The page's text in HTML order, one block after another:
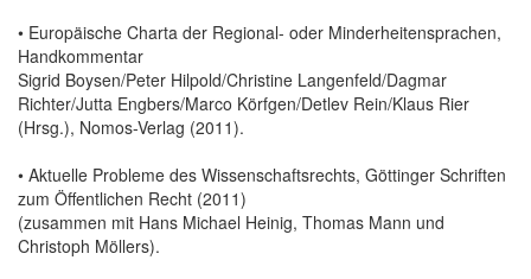
• Europäische Charta der Regional- oder Minderheitensprachen,
Handkommentar
Sigrid Boysen/Peter Hilpold/Christine Langenfeld/Dagmar
Richter/Jutta Engbers/Marco Körfgen/Detlev Rein/Klaus Rier
(Hrsg.), Nomos-Verlag (2011).
• Aktuelle Probleme des Wissenschaftsrechts, Göttinger Schriften
zum Öffentlichen Recht (2011)
(zusammen mit Hans Michael Heinig, Thomas Mann und
Christoph Möllers).